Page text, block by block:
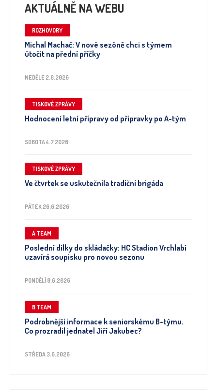
AKTUÁLNĚ NA WEBU
ROZHOVORY
Michal Machač: V nové sezóně chci s týmem
útočit na přední příčky
NEDĚLE 2.8.2026
TISKOVÉ ZPRÁVY
Hodnocení letní přípravy od přípravky po A-tým
SOBOTA 4.7.2026
TISKOVÉ ZPRÁVY
Ve čtvrtek se uskutečnila tradiční brigáda
PÁTEK 26.6.2026
A TEAM
Poslední dílky do skládačky: HC Stadion Vrchlabí
uzavírá soupisku pro novou sezonu
PONDĚLÍ 8.6.2026
B TEAM
Podrobnější informace k seniorskému B-týmu.
Co prozradil jednatel Jiří Jakubec?
STŘEDA 3.6.2026